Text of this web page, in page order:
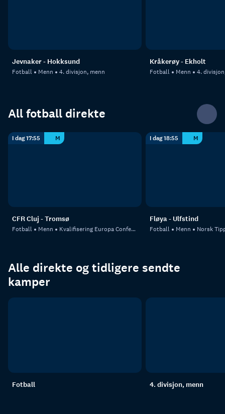
Jevnaker - Hokksund
Fotball Menn 4. divisjon, menn
Kråkerøy - Ekholt
Fotball Menn 4.
All fotball direkte
I dag 17:55 M
CFR Cluj - Tromsø
Fotball Menn Kvalifisering Europa Conference League
I dag 18:55 M
Fløya - Ulfstind
Fotball Menn Norsk
Alle direkte og tidligere sendte
kamper
Fotball 4. divisjon, menn